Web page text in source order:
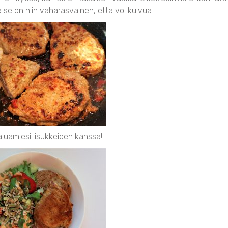
se on niin vähärasvainen, että voi kuivua.
lisukkeiden kanssa!